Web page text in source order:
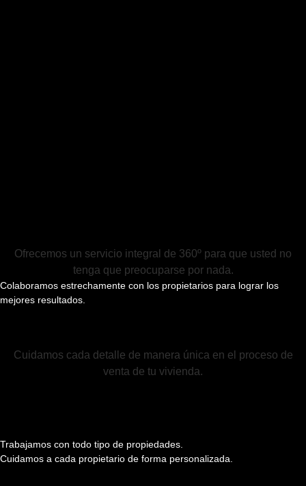
Cuidamos cada detalle de manera única en el proceso de
venta de tu vivienda.
Colaboramos estrechamente con los propietarios para lograr los
mejores resultados.
Ofrecemos un servicio integral de 360º para que usted no
tenga que preocuparse por nada.
Trabajamos con todo tipo de propiedades.
Cuidamos a cada propietario de forma personalizada.